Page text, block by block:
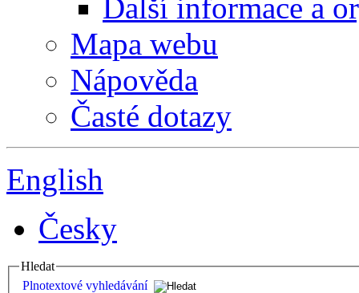
Další informace a
Mapa webu
Nápověda
Časté dotazy
English
Česky
Hledat
Plnotextové vyhledávání